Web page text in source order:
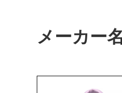
メーカー